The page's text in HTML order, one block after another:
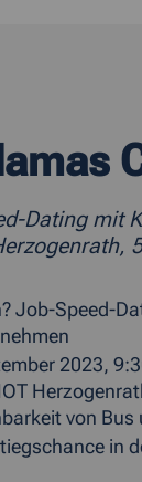
Dating mit
Job-Speed-
2023,
von Bus
in